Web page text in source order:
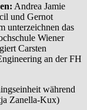
Andrea Jamie
und Gernot
unterzeichnen das
Wiener
Carsten
an der FH